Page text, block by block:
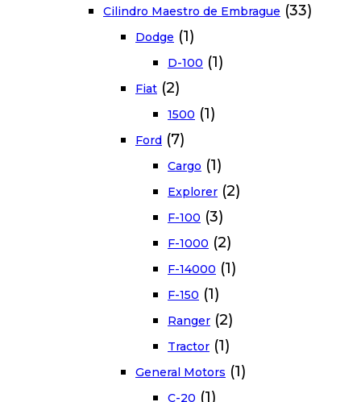
Cilindro Maestro de Embrague (33)
Dodge (1)
D-100 (1)
Fiat (2)
1500 (1)
Ford (7)
Cargo (1)
Explorer (2)
F-100 (3)
F-1000 (2)
F-14000 (1)
F-150 (1)
Ranger (2)
Tractor (1)
General Motors (1)
C-20 (1)